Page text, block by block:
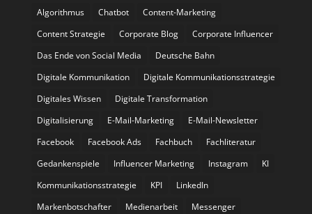
Algorithmus Chatbot
Content-Marketing
Content Strategie
Corporate Blog
Corporate Influencer
Das Ende von Social Media
Deutsche Bahn
Digitale Kommunikation
Digitale Kommunikationsstrategie
Digitales Wissen
Digitale Transformation
Digitalisierung
E-Mail-Marketing
E-Mail-Newsletter
Facebook
Facebook Ads Fachbuch
Fachliteratur
Gedankenspiele
Influencer Marketing Instagram
KI
Kommunikationsstrategie
KPI
LinkedIn
Markenbotschafter
Medienarbeit
Messenger